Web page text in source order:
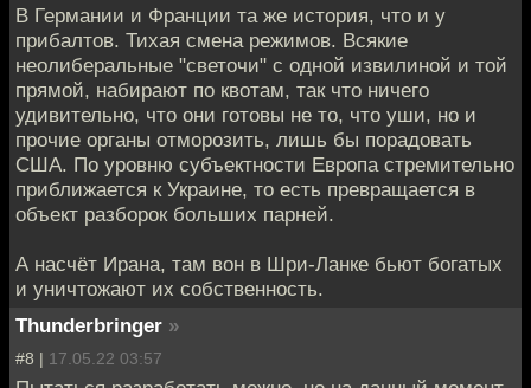
В Германии и Франции та же история, что и у
прибалтов. Тихая смена режимов. Всякие
неолиберальные "светочи" с одной извилиной и той
прямой, набирают по квотам, так что ничего
удивительно, что они готовы не то, что уши, но и
прочие органы отморозить, лишь бы порадовать
США. По уровню субъектности Европа стремительно
приближается к Украине, то есть превращается в
объект разборок больших парней.
А насчёт Ирана, там вон в Шри-Ланке бьют богатых
и уничтожают их собственность.
Thunderbringer »
#8 | 17.05.22 03:57